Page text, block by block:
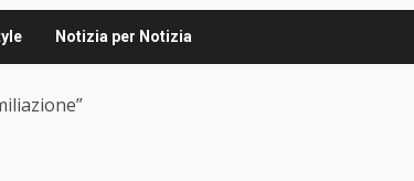
Notizia per Notizia